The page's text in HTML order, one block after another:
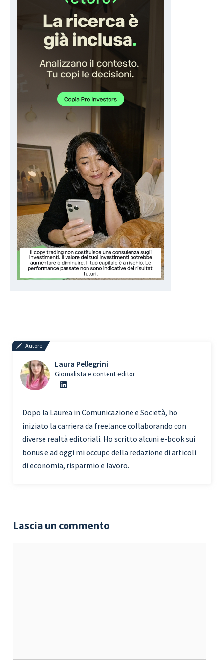
Autore
Laura Pellegrini
Giornalista e content editor
Dopo la Laurea in Comunicazione e Società, ho
iniziato la carriera da freelance collaborando con
diverse realtà editoriali. Ho scritto alcuni e-book sui
bonus e ad oggi mi occupo della redazione di articoli
di economia, risparmio e lavoro.
Lascia un commento